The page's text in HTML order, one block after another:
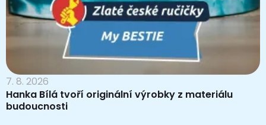
7. 8. 2026
Hanka Bílá tvoří originální výrobky z materiálu
budoucnosti